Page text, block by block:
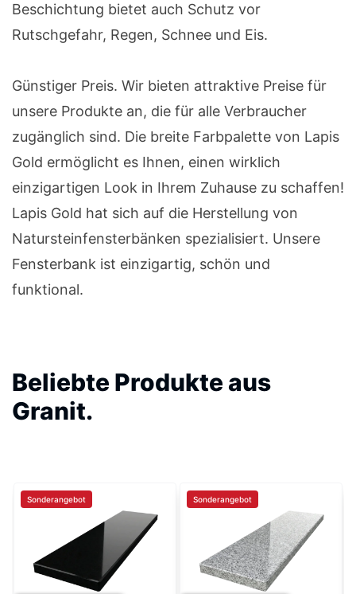
Beschichtung bietet auch Schutz vor
Rutschgefahr, Regen, Schnee und Eis.
Günstiger Preis. Wir bieten attraktive Preise für
unsere Produkte an, die für alle Verbraucher
zugänglich sind. Die breite Farbpalette von Lapis
Gold ermöglicht es Ihnen, einen wirklich
einzigartigen Look in Ihrem Zuhause zu schaffen!
Lapis Gold hat sich auf die Herstellung von
Natursteinfensterbänken spezialisiert. Unsere
Fensterbank ist einzigartig, schön und
funktional.
Beliebte Produkte aus
Granit.
Sonderangebot Sonderangebot